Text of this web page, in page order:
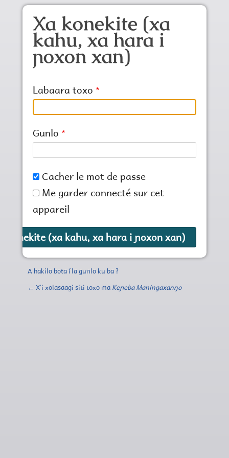
Aller au contenu principal
Xa konekite (xa
kahu, xa hara i
ɲoxon xan)
Labaara toxo
Gunlo
Cacher le mot de passe
Me garder connecté sur cet
appareil
A hakilo bota í la gunlo ku ba ?
← Xʼi xolasaagi siti toxo ma Keɲeba Maningaxanŋo